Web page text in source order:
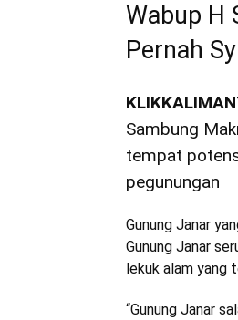
Wabup H
Pernah
Sambung
tempat
pegunungan
Gunung Janar
Gunung Janar
lekuk alam yang
“Gunung Janar